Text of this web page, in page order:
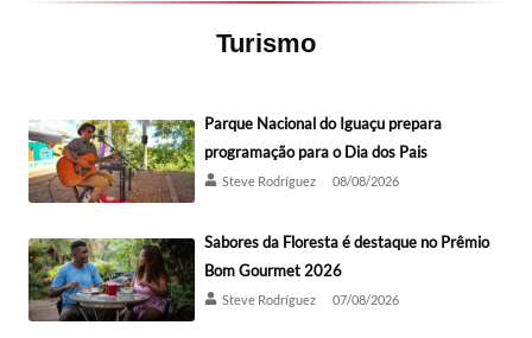
Turismo
Parque Nacional do Iguaçu prepara
programação para o Dia dos Pais
Steve Rodríguez 08/08/2026
Sabores da Floresta é destaque no Prêmio
Bom Gourmet 2026
Steve Rodríguez 07/08/2026